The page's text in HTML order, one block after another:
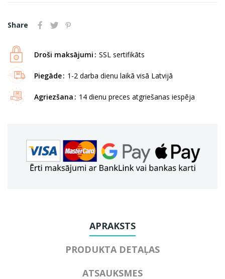
Share
Droši maksājumi SSL sertifikāts
Piegāde 1-2 darba dienu laikā visā Latvijā
Agriezšana 14 dienu preces atgriešanas iespēja
APRAKSTS
PRODUKTA DETAĻAS
ATSAUKSMES